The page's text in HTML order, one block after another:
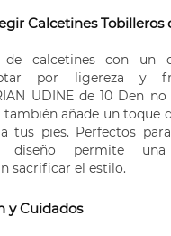
Calcetines Tobilleros
de calcetines con un
por ligereza y
UDINE de 10 Den
también añade un toque
tus pies. Perfectos
diseño permite una
sacrificar el estilo.
y Cuidados